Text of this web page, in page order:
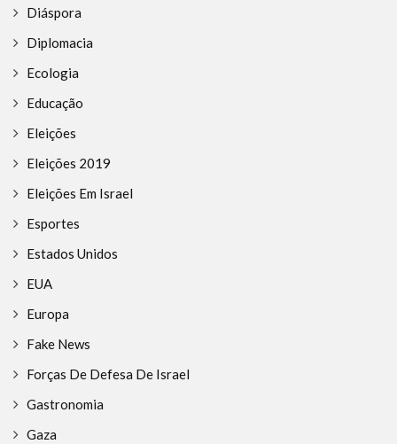
Diáspora
Diplomacia
Ecologia
Educação
Eleições
Eleições 2019
Eleições Em Israel
Esportes
Estados Unidos
EUA
Europa
Fake News
Forças De Defesa De Israel
Gastronomia
Gaza